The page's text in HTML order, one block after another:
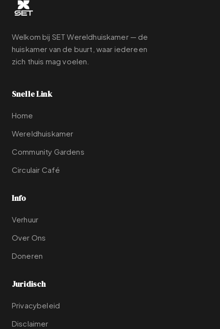
Welkom bij SET Wereldhuiskamer — de
huiskamer van de buurt, waar iedereen
zich thuis mag voelen.
Snelle Link
Home
Wereldhuiskamer
Community Gardens
Circulair Café
Info
Verhuur
Over Ons
Doneren
Juridisch
Privacybeleid
Disclaimer